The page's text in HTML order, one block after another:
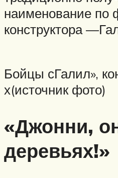
наименование по
конструктора
Бойцы сГалил»,
х(источник фото)
«Джонни,
деревьях!»